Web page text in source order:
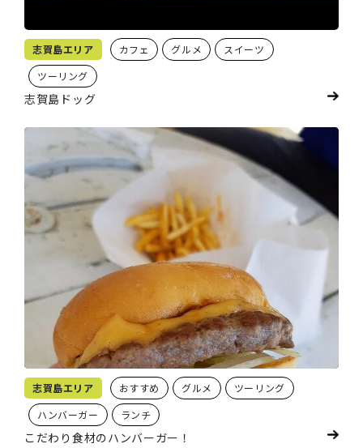
志賀島エリア カフェ グルメ
スイーツ
ツーリング
志賀島ドッグ
志賀島エリア おすすめ グルメ
ツーリング
ハンバーガー
ランチ
こだわり食材のハンバーガー！